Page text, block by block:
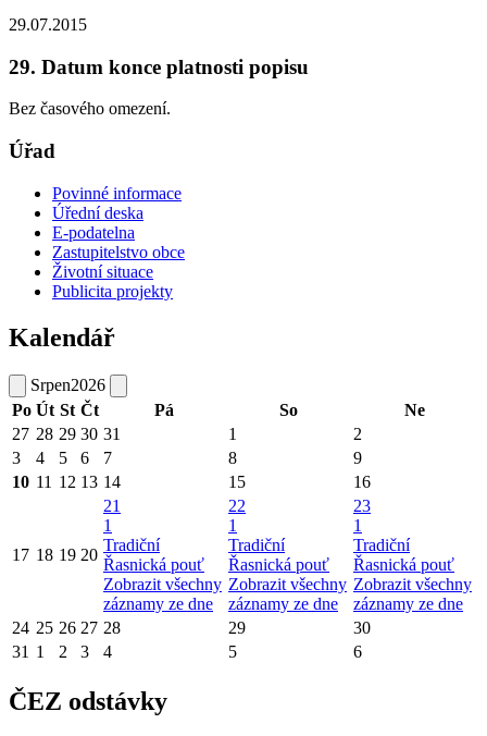
29.07.2015
29. Datum konce platnosti popisu
Bez časového omezení.
Úřad
Povinné informace
Úřední deska
E-podatelna
Zastupitelstvo obce
Životní situace
Publicita projekty
Kalendář
Srpen2026
Po Út St Čt Pá So
Ne
27 28 29 30 31 1
2
3
4 5 6 7 8
9
10 11 12 13 14 15 16
17 18 19 20
21
1
Tradiční
Řasnická pouť
Zobrazit všechny
záznamy ze dne
22
1
Tradiční
Řasnická pouť
Zobrazit všechny
záznamy ze dne
23
1
Tradiční
Řasnická pouť
Zobrazit všechny
záznamy ze dne
24 25 26 27 28 29
30
31 1 2 3 4 5 6
ČEZ odstávky